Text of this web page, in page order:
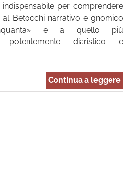
per comprendere
Betocchi narrativo e gnomico
e a quello più
potentemente diaristico e
Continua a leggere